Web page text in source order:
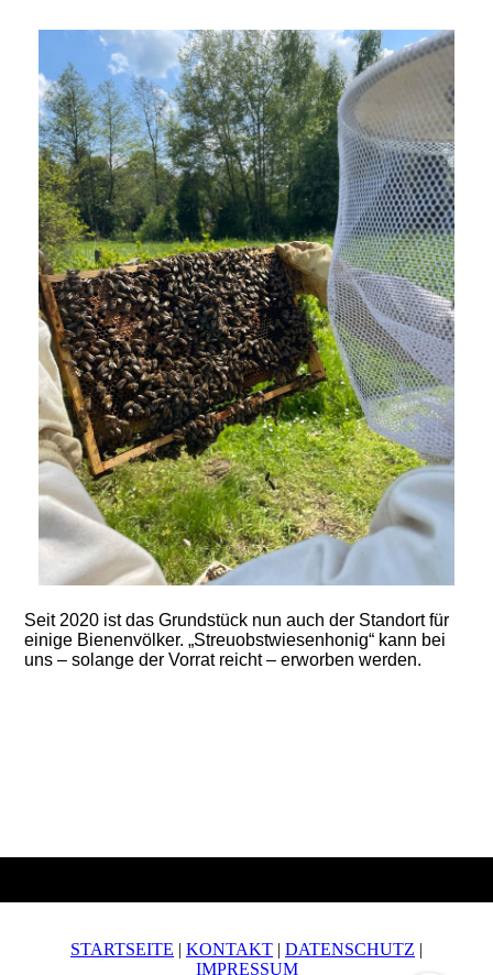
Seit 2020 ist das Grundstück nun auch der Standort für
einige Bienenvölker. „Streuobstwiesenhonig“ kann bei
uns – solange der Vorrat reicht – erworben werden.
STARTSEITE | KONTAKT | DATENSCHUTZ |
IMPRESSUM